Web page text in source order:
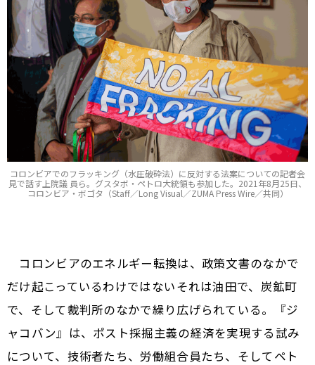
コロンビアでのフラッキング（水圧破砕法）に反対する法案についての記者会
見で話す上院議 員ら。グスタボ・ペトロ大統領も参加した。2021年8月25日、
コロンビア・ボゴタ（Staff／Long Visual／ZUMA Press Wire／共同）
コロンビアのエネルギー転換は、政策文書のなかで
だけ起こっているわけではない――それは油田で、炭鉱町
で、そして裁判所のなかで繰り広げられている。『ジ
ャコバン』は、ポスト採掘主義の経済を実現する試み
について、技術者たち、労働組合員たち、そしてペト